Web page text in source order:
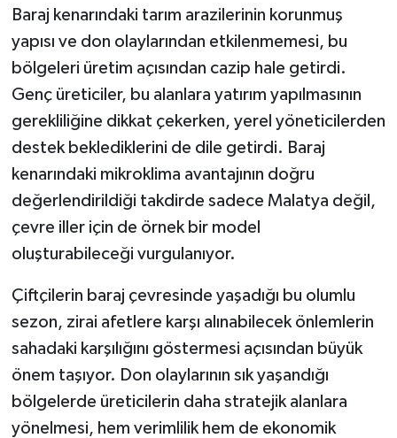
Baraj kenarındaki tarım arazilerinin korunmuş
yapısı ve don olaylarından etkilenmemesi, bu
bölgeleri üretim açısından cazip hale getirdi.
Genç üreticiler, bu alanlara yatırım yapılmasının
gerekliliğine dikkat çekerken, yerel yöneticilerden
destek beklediklerini de dile getirdi. Baraj
kenarındaki mikroklima avantajının doğru
değerlendirildiği takdirde sadece Malatya değil,
çevre iller için de örnek bir model
oluşturabileceği vurgulanıyor.
Çiftçilerin baraj çevresinde yaşadığı bu olumlu
sezon, zirai afetlere karşı alınabilecek önlemlerin
sahadaki karşılığını göstermesi açısından büyük
önem taşıyor. Don olaylarının sık yaşandığı
bölgelerde üreticilerin daha stratejik alanlara
yönelmesi, hem verimlilik hem de ekonomik